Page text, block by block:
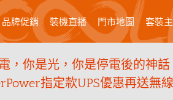
品牌促銷 裝機直播 門市地圖 套裝
，你是光，你是停電後的神話
指定款UPS優惠再送無